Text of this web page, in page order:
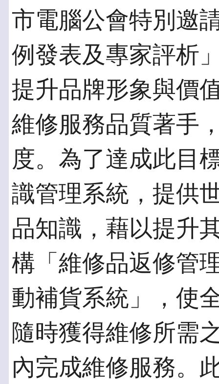
市電腦公會特別邀
例發表及專家評析
提升品牌形象與價
維修服務品質著手
度。為了達成此目
識管理系統，提供
品知識，藉以提升
構「維修品返修管
動補貨系統」，使
隨時獲得維修所需
內完成維修服務。